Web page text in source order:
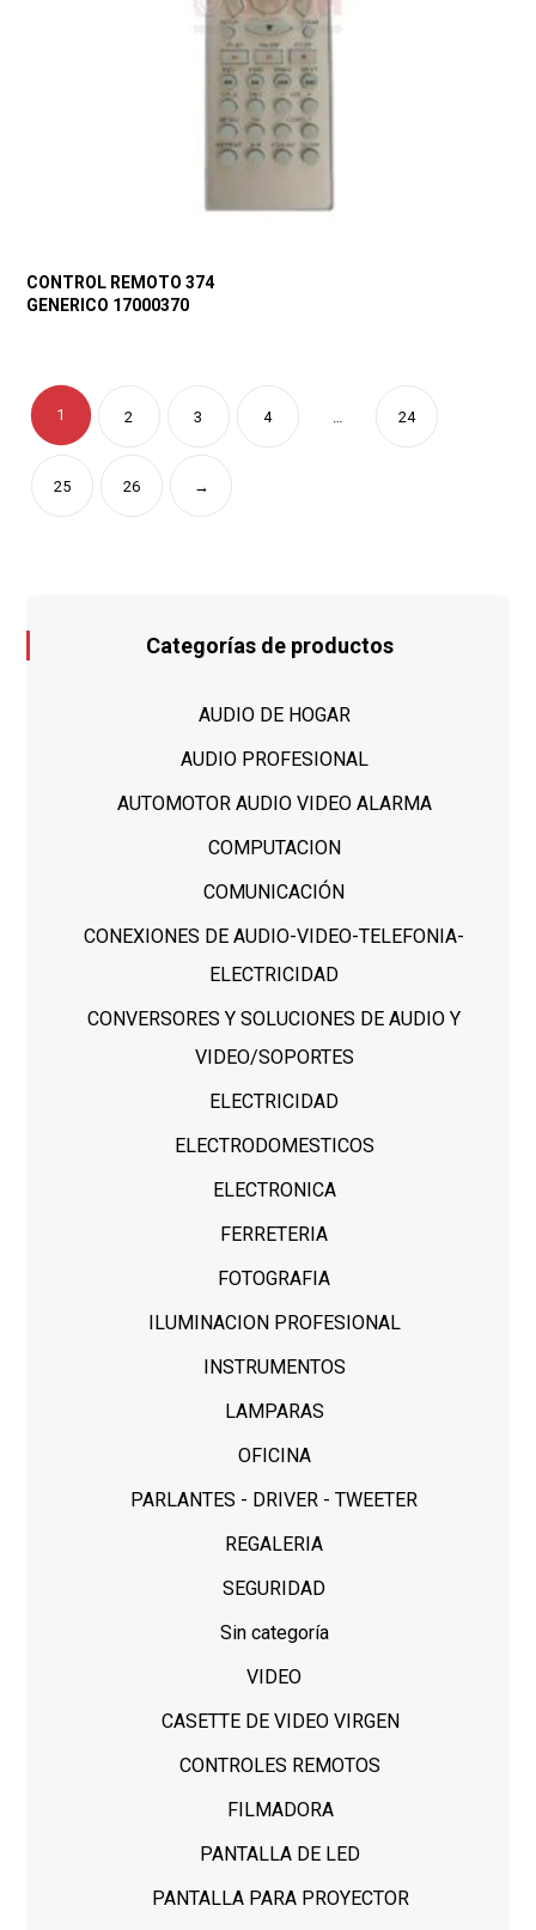
CONTROL REMOTO 374
GENERICO 17000370
1 2 3 4 24
25 26 →
Categorías de productos
AUDIO DE HOGAR
AUDIO PROFESIONAL
AUTOMOTOR AUDIO VIDEO ALARMA
COMPUTACION
COMUNICACIÓN
CONEXIONES DE AUDIO-VIDEO-TELEFONIA-
ELECTRICIDAD
CONVERSORES Y SOLUCIONES DE AUDIO Y
VIDEO/SOPORTES
ELECTRICIDAD
ELECTRODOMESTICOS
ELECTRONICA
FERRETERIA
FOTOGRAFIA
ILUMINACION PROFESIONAL
INSTRUMENTOS
LAMPARAS
OFICINA
PARLANTES - DRIVER - TWEETER
REGALERIA
SEGURIDAD
Sin categoría
VIDEO
CASETTE DE VIDEO VIRGEN
CONTROLES REMOTOS
FILMADORA
PANTALLA DE LED
PANTALLA PARA PROYECTOR